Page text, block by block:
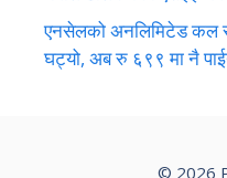
एनसेलको अनलिमिटेड कल
घट्यो, अब रु ६९९ मा नै
© 2026